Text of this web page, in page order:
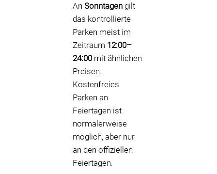
An Sonntagen gilt
das kontrollierte
Parken meist im
Zeitraum 12:00–
24:00mit ähnlichen
Preisen.
Kostenfreies
Parken an
Feiertagen ist
normalerweise
möglich, aber nur
an den offiziellen
Feiertagen.